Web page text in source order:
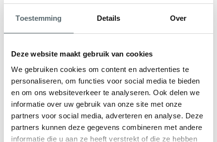
Toestemming Details Over
Deze website maakt gebruik van cookies
We gebruiken cookies om content en advertenties te
personaliseren, om functies voor social media te bieden
en om ons websiteverkeer te analyseren. Ook delen we
informatie over uw gebruik van onze site met onze
partners voor social media, adverteren en analyse. Deze
partners kunnen deze gegevens combineren met andere
informatie die u aan ze heeft verstrekt of die ze hebben
kunststof kozijnen, HR++ glas of andere
verduurzamingsmaatregelen? Hepro helpt u graag verder.
woning. We geven direct inzicht in de subsidieregeling Nij
Begun en eventuele aanvullende regelingen.
U ontvangt een persoonlijk advies en een heldere offerte
op maat, zodat u precies weet waar u aan toe bent.